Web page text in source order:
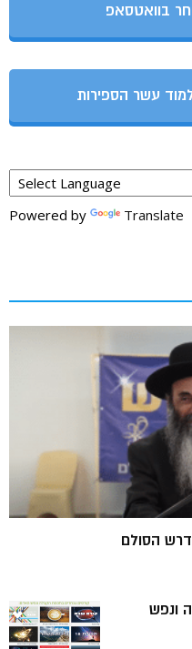
בוואטסאפ
עשר הספירות
Powered by Translate
הסולם
ונפש